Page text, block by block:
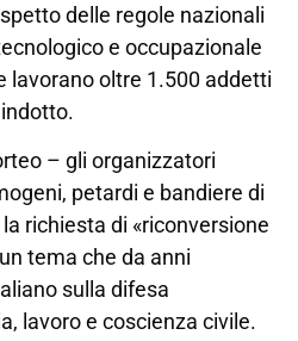
delle regole nazionali
e occupazionale
lavorano oltre 1.500 addetti
– gli organizzatori
petardi e bandiere di
richiesta di «riconversione
tema che da anni
sulla difesa
lavoro e coscienza civile.